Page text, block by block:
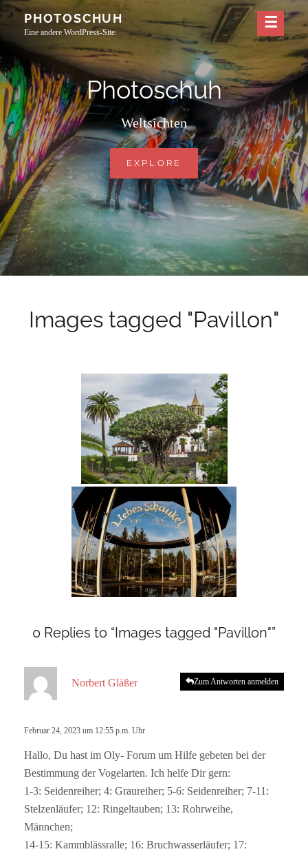
Skip
content
PHOTOSCHUH
Eine andere WordPress-Site.
Photoschuh
Weltsichten
EXPLORE PHOTOSCHUH
Images tagged "Pavillon"
0 Replies to “Images tagged "Pavillon"”
Norbert Gläßer
t
Februar 24, 2023 um 12:55 p.m. Uhr
Hallo, Du hast im Oly- Forum um Hilfe gebeten bei der
Bestimmung der Vogelarten. Ich helfe Dir gern:
1-3: Seidenreiher; 4: Graureiher; 5-6: Seidenreiher; 7-11:
Stelzenläufer; 12: Ringeltauben; 13: Rohrweihe,
Männchen;
14-15: Kammblässralle; 16: Bruchwasserläufer; 17:
Zum Antworten anmelden